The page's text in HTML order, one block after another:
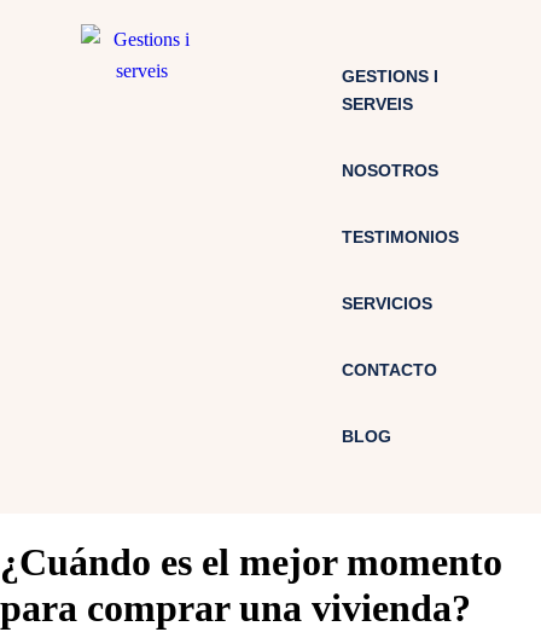
GESTIONS I
SERVEIS
NOSOTROS
TESTIMONIOS
SERVICIOS
CONTACTO
BLOG
¿Cuándo es el mejor momento
para comprar una vivienda?